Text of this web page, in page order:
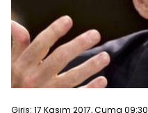
Giriş: 17 Kasım 2017, Cuma 09:30